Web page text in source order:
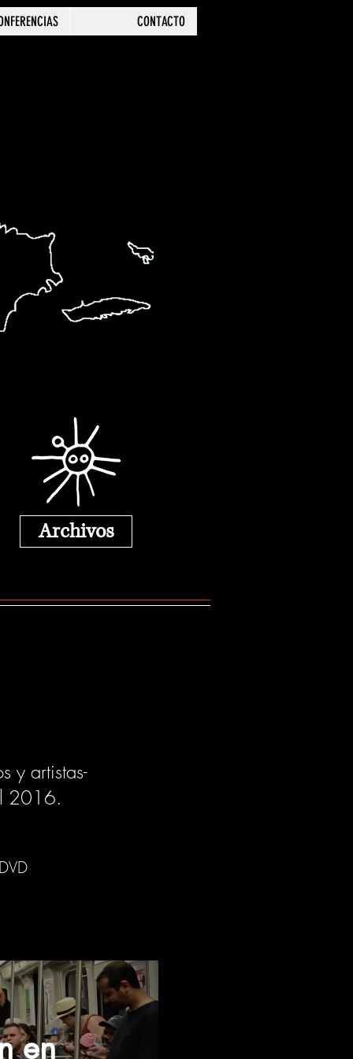
CONTACTO
Archivos
y artistas-
2016.
DVD
en